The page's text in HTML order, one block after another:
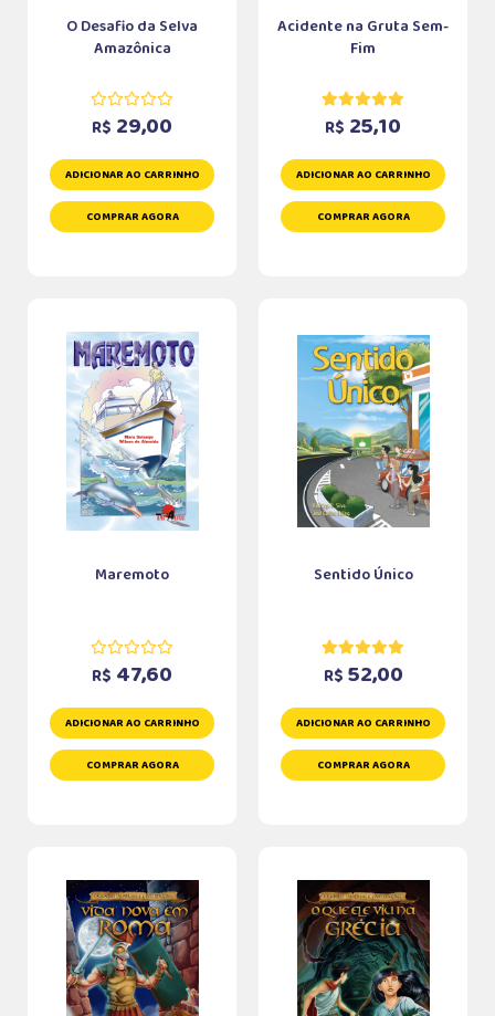
O Desafio da Selva
Amazônica
R$ 29,00
ADICIONAR AO CARRINHO
COMPRAR AGORA
Acidente na Gruta Sem-
Fim
R$ 25,10
ADICIONAR AO CARRINHO
COMPRAR AGORA
Maremoto
R$ 47,60
ADICIONAR AO CARRINHO
COMPRAR AGORA
Sentido Único
R$ 52,00
ADICIONAR AO CARRINHO
COMPRAR AGORA